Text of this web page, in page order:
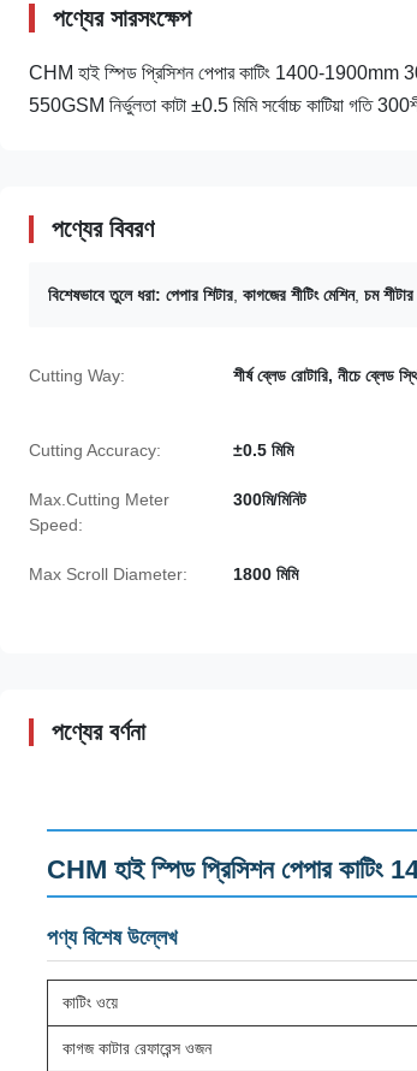
পণ্যের সারসংক্ষেপ
CHM হাই স্পিড প্রিসিশন পেপার কাটিং 1400-1900mm
550GSM নির্ভুলতা কাটা ±0.5 মিমি সর্বোচ্চ কাটিয়া গতি
পণ্যের বিবরণ
বিশেষভাবে তুলে ধরা: পেপার শিটার কাগজের শীটিং মেশিন, চম শীটার
Cutting Way: শীর্ষ ব্লেড রোটারি, নীচে ব্লেড
Cutting Accuracy: ±0.5 মিমি
Max.Cutting Meter
Speed:
300মি/মিনিট
Max Scroll Diameter: 1800 মিমি
পণ্যের বর্ণনা
CHM হাই স্পিড প্রিসিশন পেপার
পণ্য বিশেষ উল্লেখ
কাটিং ওয়ে
কাগজ কাটার রেফারেন্স ওজন